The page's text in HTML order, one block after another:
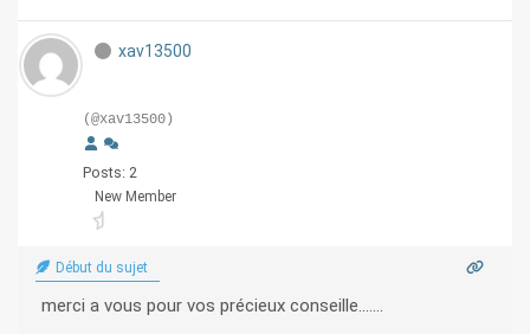
xav13500
(@xav13500)
Posts: 2
New Member
Début du sujet
merci a vous pour vos précieux conseille.......